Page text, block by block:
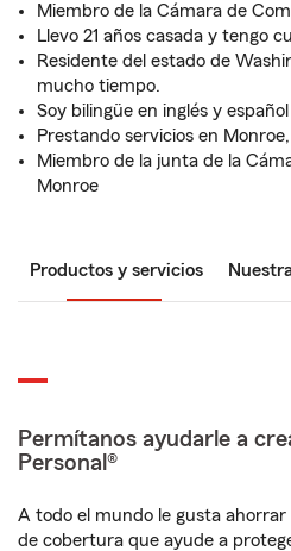
Miembro de la Cámara de
Llevo 21 años casada y tengo
Residente del estado de
mucho tiempo.
Soy bilingüe en inglés y español
Prestando servicios en
Miembro de la junta de la
Monroe
Productos y servicios
Permítanos ayudarle a
Personal®
A todo el mundo le gusta ahorrar
de cobertura que ayude a